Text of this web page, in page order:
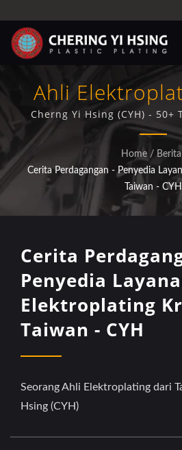
Ahli
Plastik
Cherng Yi Hsing (CYH) - 50+
Elektroplating Lanjutan untuk
dan
Home / Berita
Cerita Perdagangan - Penyedia
Taiwan - CYH
Cerita
Penyedia
Elektroplating
Taiwan - CYH
Seorang Ahli Elektroplating dari
Hsing (CYH)